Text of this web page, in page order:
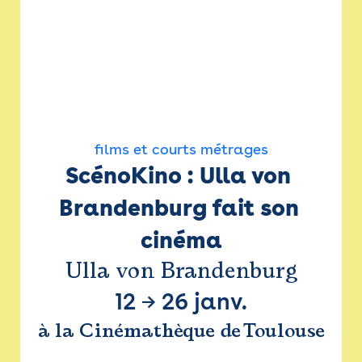
films et courts métrages
ScénoKino : Ulla von
Brandenburg fait son
cinéma
Ulla von Brandenburg
12 → 26 janv.
à la Cinémathèque de Toulouse